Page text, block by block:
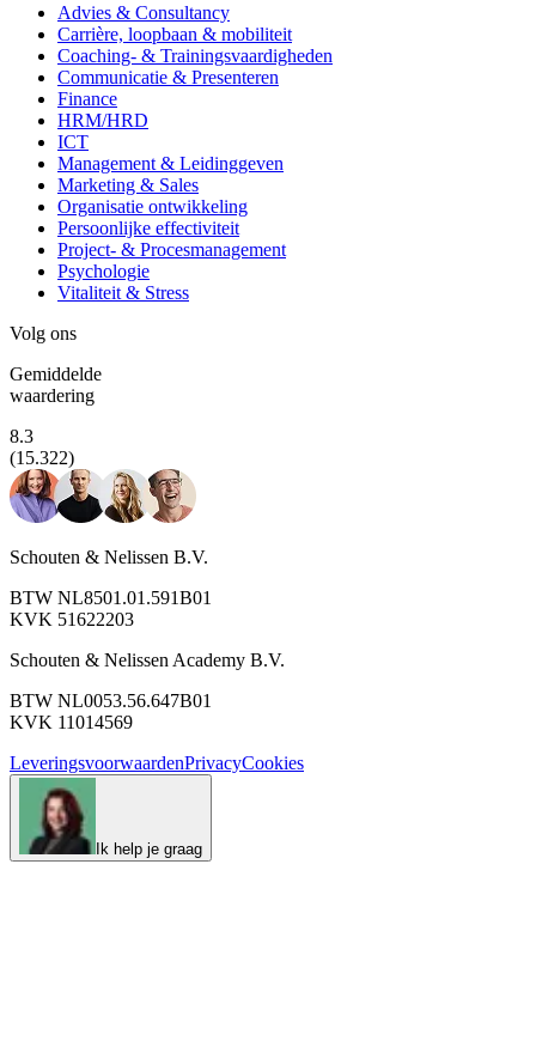
Advies & Consultancy
Carrière, loopbaan & mobiliteit
Coaching- & Trainingsvaardigheden
Communicatie & Presenteren
Finance
HRM/HRD
ICT
Management & Leidinggeven
Marketing & Sales
Organisatie ontwikkeling
Persoonlijke effectiviteit
Project- & Procesmanagement
Psychologie
Vitaliteit & Stress
Volg ons
Gemiddelde
waardering
8.3
(15.322)
Schouten & Nelissen B.V.
BTW NL8501.01.591B01
KVK 51622203
Schouten & Nelissen Academy B.V.
BTW NL0053.56.647B01
KVK 11014569
LeveringsvoorwaardenPrivacyCookies
Ik help je graag